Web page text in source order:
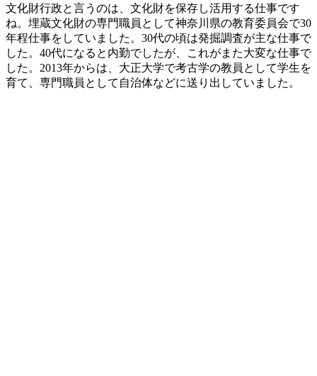
文化財行政と言うのは、文化財を保存し活用する仕事です
ね。埋蔵文化財の専門職員として神奈川県の教育委員会で30
年程仕事をしていました。30代の頃は発掘調査が主な仕事で
した。40代になると内勤でしたが、これがまた大変な仕事で
した。2013年からは、大正大学で考古学の教員として学生を
育て、専門職員として自治体などに送り出していました。